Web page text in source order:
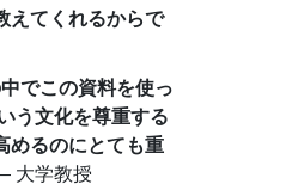
えてくれるからで
でこの資料を使っ
う文化を尊重する
めるのにとても重
大学教授